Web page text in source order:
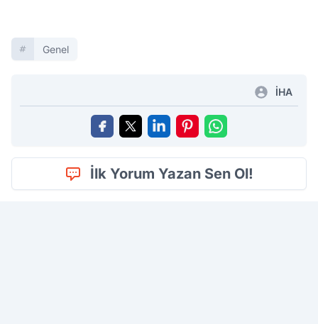
Genel
İHA
İlk Yorum Yazan Sen Ol!